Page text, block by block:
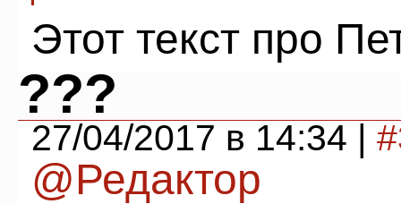
Этот текст про
???
27/04/2017 в 14:34 |
@Редактор